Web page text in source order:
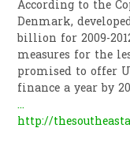
According to the
Denmark,
billion for 2009-
measures for the
promised to offer
finance a year by
...
http://